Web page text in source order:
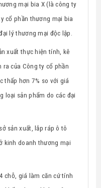
mại bia X (là công ty
cổ phần thương mại bia
lý thương mại độc lập.
xuất thực hiện tính, kê
của Công ty cổ phần
thấp hơn 7% so với giá
loại sản phẩm do các đại
sản xuất, lắp ráp ô tô
kinh doanh thương mại
chỗ, giá làm căn cứ tính